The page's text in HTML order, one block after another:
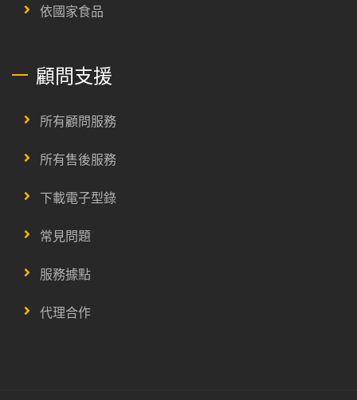
依國家食品
顧問支援
所有顧問服務
所有售後服務
下載電子型錄
常見問題
服務據點
代理合作